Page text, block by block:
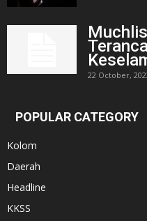
22 October,
POPULAR CATEGORY
Kolom
Daerah
Headline
KKSS